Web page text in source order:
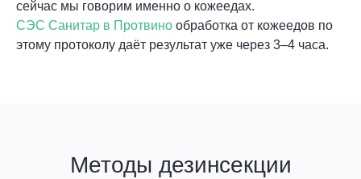
сейчас мы говорим именно о кожеедах.
СЭС Санитар в Протвино обработка от кожеедов по
этому протоколу даёт результат уже через 3–4 часа.
Методы дезинсекции